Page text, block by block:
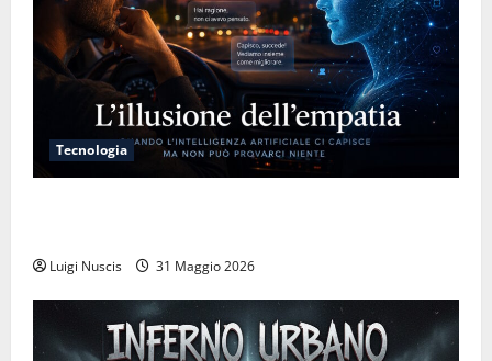
Tecnologia
Luigi Nuscis 31 Maggio 2026